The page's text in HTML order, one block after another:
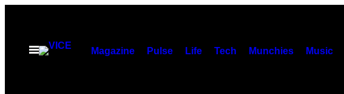
Open
Magazine Pulse Life Tech Munchies Music